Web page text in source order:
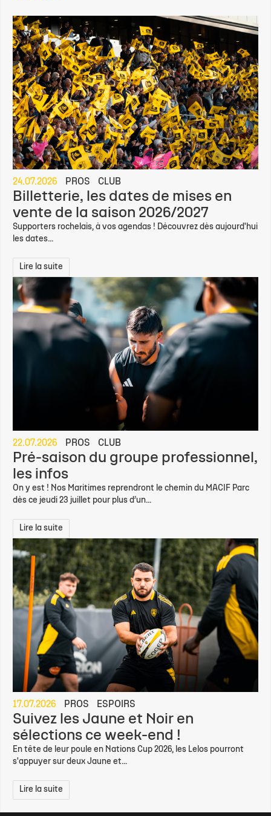
24.07.2026 PROS CLUB
Billetterie, les dates de mises en
vente de la saison 2026/2027
Supporters rochelais, à vos agendas ! Découvrez dès aujourd'hui
les dates...
Lire la suite
22.07.2026 PROS CLUB
Pré-saison du groupe professionnel,
les infos
On y est ! Nos Maritimes reprendront le chemin du MACIF Parc
dès ce jeudi 23 juillet pour plus d’un...
Lire la suite
17.07.2026 PROS ESPOIRS
Suivez les Jaune et Noir en
sélections ce week-end !
En tête de leur poule en Nations Cup 2026, les Lelos pourront
s'appuyer sur deux Jaune et...
Lire la suite